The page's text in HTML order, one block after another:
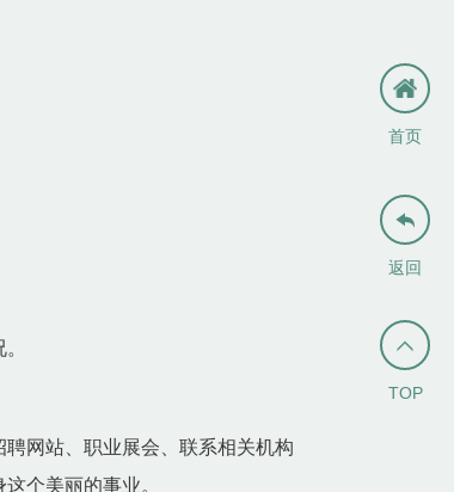
网站、职业展会、联系相关机构
个美丽的事业。
首页

TOP

返回